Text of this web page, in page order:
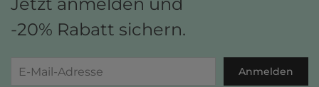
-20% Rabatt sichern.
Anmelden